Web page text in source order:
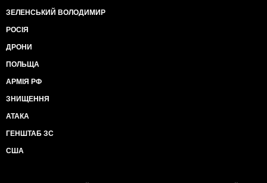
ЗЕЛЕНСЬКИЙ ВОЛОДИМИР
РОСІЯ
ДРОНИ
ПОЛЬЩА
АРМІЯ РФ
ЗНИЩЕННЯ
АТАКА
ГЕНШТАБ ЗС
США